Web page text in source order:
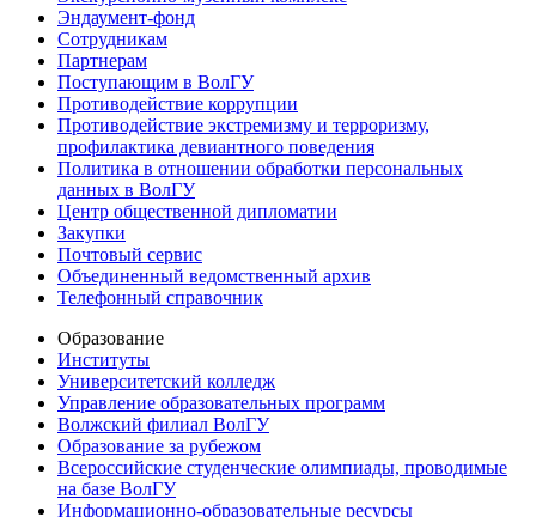
Эндаумент-фонд
Сотрудникам
Партнерам
Поступающим в ВолГУ
Противодействие коррупции
Противодействие экстремизму и терроризму,
профилактика девиантного поведения
Политика в отношении обработки персональных
данных в ВолГУ
Центр общественной дипломатии
Закупки
Почтовый сервис
Объединенный ведомственный архив
Телефонный справочник
Образование
Институты
Университетский колледж
Управление образовательных программ
Волжский филиал ВолГУ
Образование за рубежом
Всероссийские студенческие олимпиады, проводимые
на базе ВолГУ
Информационно-образовательные ресурсы